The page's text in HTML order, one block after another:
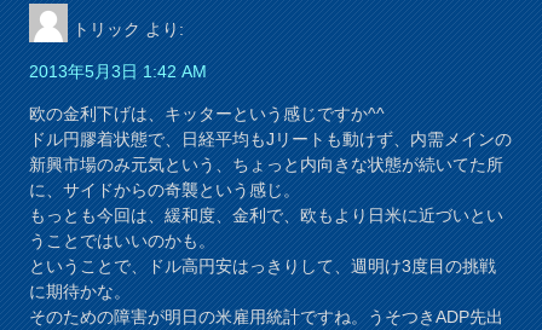
トリック より:
2013年5月3日 1:42 AM
欧の金利下げは、キッターという感じですか^^
ドル円膠着状態で、日経平均もJリートも動けず、内需メインの
新興市場のみ元気という、ちょっと内向きな状態が続いてた所
に、サイドからの奇襲という感じ。
もっとも今回は、緩和度、金利で、欧もより日米に近づいとい
うことではいいのかも。
ということで、ドル高円安はっきりして、週明け3度目の挑戦
に期待かな。
そのための障害が明日の米雇用統計ですね。うそつきADP先出